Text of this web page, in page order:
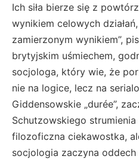
Ich siła bierze się z
wynikiem celowych
zamierzonym wynikiem”,
brytyjskim uśmiechem,
socjologa, który wie, że
nie na logice, lecz na
Giddensowskie „durée”,
Schutzowskiego
filozoficzna ciekawostka,
socjologia zaczyna oddech